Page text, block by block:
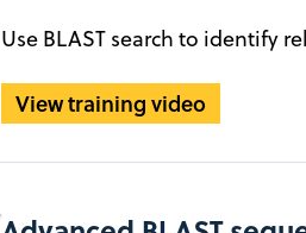
Use BLAST search to identify
View training video